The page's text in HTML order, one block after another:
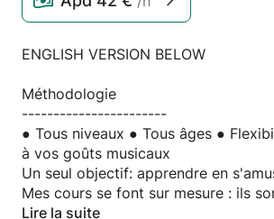
ENGLISH VERSION BELOW
Méthodologie
-----------------------
● Tous niveaux ● Tous âges ●
à vos goûts musicaux
Un seul objectif: apprendre en
Mes cours se font sur mesure : ils
votre niveau, vos besoins et vos
Lire la suite